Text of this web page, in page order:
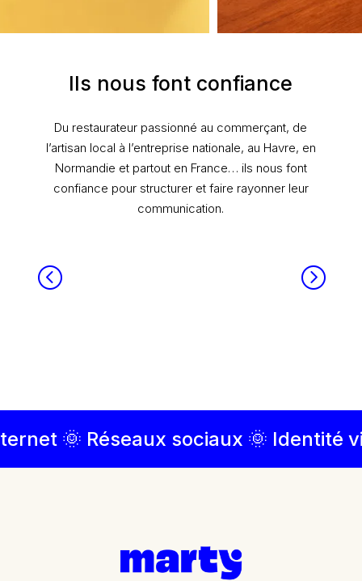
Ils nous font confiance
Du restaurateur passionné au commerçant, de
l’artisan local à l’entreprise nationale, au Havre, en
Normandie et partout en France… ils nous font
confiance pour structurer et faire rayonner leur
communication.
🌞 Réseaux sociaux 🌞 Identité